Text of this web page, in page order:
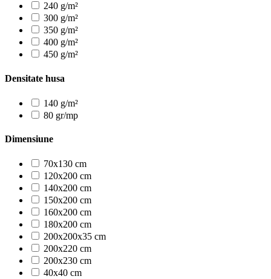
240 g/m²
300 g/m²
350 g/m²
400 g/m²
450 g/m²
Densitate husa
140 g/m²
80 gr/mp
Dimensiune
70x130 cm
120x200 cm
140x200 cm
150x200 cm
160x200 cm
180x200 cm
200x200x35 cm
200x220 cm
200x230 cm
40x40 cm